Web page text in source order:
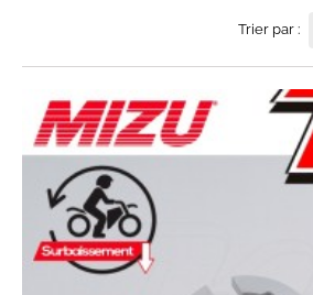
Trier par :